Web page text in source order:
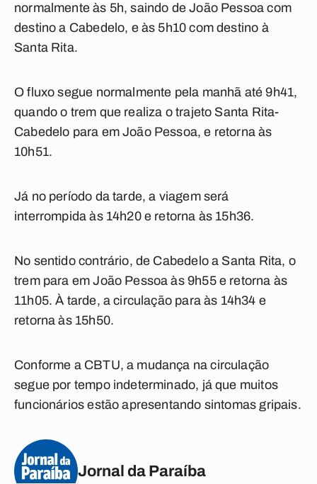
normalmente às 5h, saindo de João Pessoa com
destino a Cabedelo, e às 5h10 com destino à
Santa Rita.
O fluxo segue normalmente pela manhã até 9h41,
quando o trem que realiza o trajeto Santa Rita-
Cabedelo para em João Pessoa, e retorna às
10h51.
Já no período da tarde, a viagem será
interrompida às 14h20 e retorna às 15h36.
No sentido contrário, de Cabedelo a Santa Rita, o
trem para em João Pessoa às 9h55 e retorna às
11h05. À tarde, a circulação para às 14h34 e
retorna às 15h50.
Conforme a CBTU, a mudança na circulação
segue por tempo indeterminado, já que muitos
funcionários estão apresentando sintomas gripais.
Jornal da Paraíba